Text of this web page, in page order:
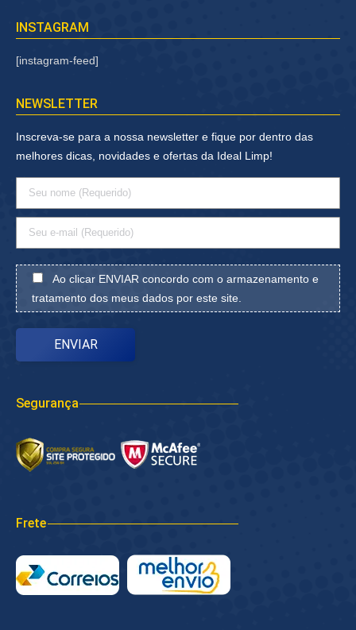
INSTAGRAM
[instagram-feed]
NEWSLETTER
Inscreva-se para a nossa newsletter e fique por dentro das
melhores dicas, novidades e ofertas da Ideal Limp!
Ao clicar ENVIAR concordo com o armazenamento e
tratamento dos meus dados por este site.
Segurança
Frete